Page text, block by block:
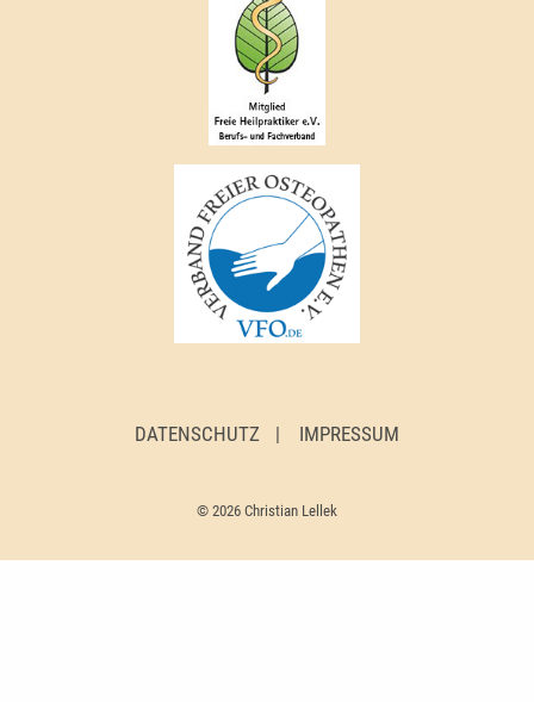
DATENSCHUTZ IMPRESSUM
© 2026 Christian Lellek